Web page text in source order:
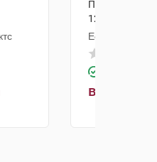
Прокладки
12 шт
ЕсСіЕй
від